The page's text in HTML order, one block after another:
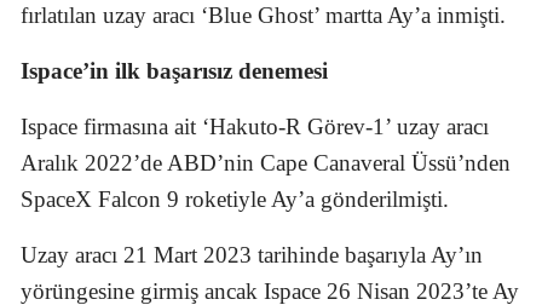
fırlatılan uzay aracı ‘Blue Ghost’ martta Ay’a inmişti.
⁠Ispace’in ilk başarısız denemesi
Ispace firmasına ait ‘Hakuto-R Görev-1’ uzay aracı
Aralık 2022’de ABD’nin Cape Canaveral Üssü’nden
SpaceX Falcon 9 roketiyle Ay’a gönderilmişti.
Uzay aracı 21 Mart 2023 tarihinde başarıyla Ay’ın
yörüngesine girmiş ancak Ispace 26 Nisan 2023’te Ay